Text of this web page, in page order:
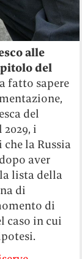
alle
del
fatto sapere
del
2029, i
la Russia
aver
lista della
di
di
caso in cui